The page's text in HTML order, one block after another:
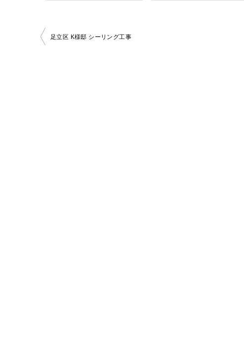
投
足立区 K様邸 シーリング工事